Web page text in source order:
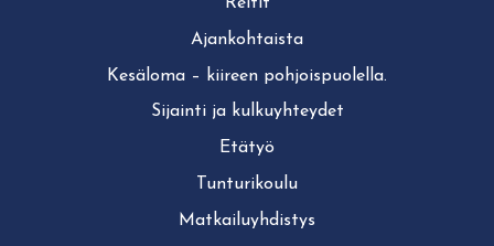
Ajan­koh­tais­ta
Kesäloma – kiireen pohjoispuolella.
Sijainti ja kul­ku­yh­tey­det
Etätyö
Tun­tu­ri­kou­lu
Mat­kai­lu­yh­dis­tys